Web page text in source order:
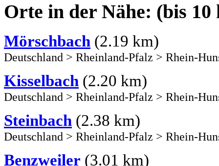
Orte in der Nähe: (bis 10
Mörschbach (2.19 km)
Deutschland > Rheinland-Pfalz > Rhein-
Kisselbach (2.20 km)
Deutschland > Rheinland-Pfalz > Rhein-
Steinbach (2.38 km)
Deutschland > Rheinland-Pfalz > Rhein-
Benzweiler (3.01 km)